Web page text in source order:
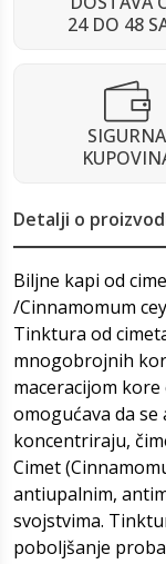
24 DO 48
SIGURNA
Detalji o
Biljne kapi od
/Cinnamomum
Tinktura od
mnogobrojnih
maceracijom
omogućava da
koncentriraju,
Cimet
antiupalnim,
svojstvima.
poboljšanje